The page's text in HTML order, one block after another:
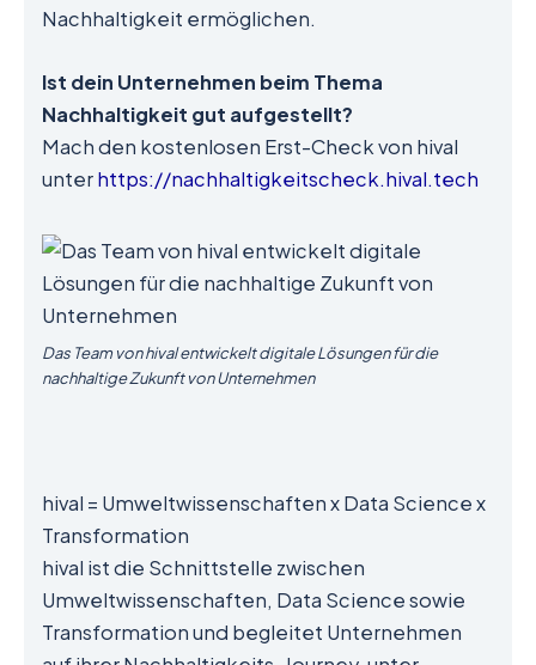
Nachhaltigkeit ermöglichen.
Ist dein Unternehmen beim Thema
Nachhaltigkeit gut aufgestellt?
Mach den kostenlosen Erst-Check von hival
unterhttps://nachhaltigkeitscheck.hival.tech
Das Team von hival entwickelt digitale Lösungen für die
nachhaltige Zukunft von Unternehmen
hival = Umweltwissenschaften x Data Science x
Transformation
hival ist die Schnittstelle zwischen
Umweltwissenschaften, Data Science sowie
Transformation und begleitet Unternehmen